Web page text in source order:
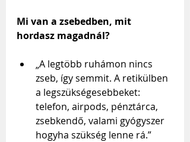
Mi van a zsebedben, mit
hordasz magadnál?
„A legtöbb ruhámon nincs
zseb, így semmit. A retikülben
a legszükségesebbeket:
telefon, airpods, pénztárca,
zsebkendő, valami gyógyszer
hogyha szükség lenne rá.”